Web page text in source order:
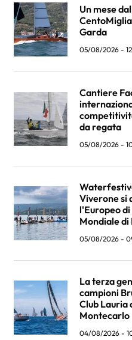
Un mese
Garda
05/08/2026 -
Cantiere
da regata
05/08/2026 -
Viverone si
l'Europeo
Mondiale di
05/08/2026 -
La terza
campioni
Club Lauria
Montecarlo
04/08/2026 -